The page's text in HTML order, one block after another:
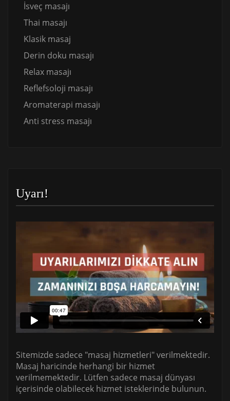
İsveç masajı
Thai masajı
Klasik masaj
Derin doku masajı
Relax masajı
Reflefsoloji masajı
Aromaterapi masajı
Anti stress masajı
Uyarı!
Sitemizde sadece "masaj hizmetleri" verilmektedir.
Masaj haricinde herhangi bir hizmet
verilmemektedir. Lütfen sadece masaj dünyası
içerisinde olabilecek hizmet isteklerinde bulunun.